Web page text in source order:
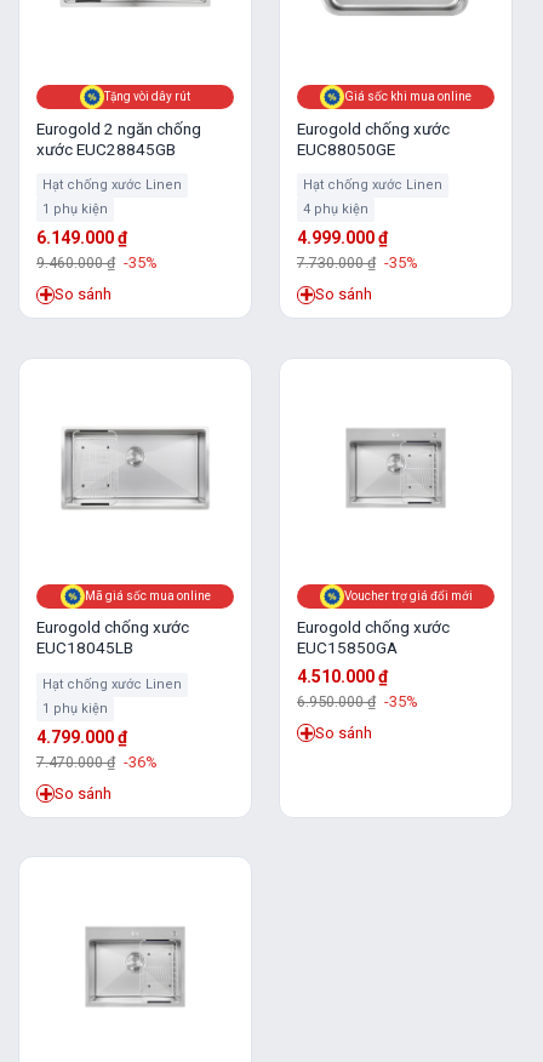
Tặng vòi dây rút
Eurogold 2 ngăn chống
xước EUC28845GB
Hạt chống xước Linen
1 phụ kiện
6.149.000₫
9.460.000₫ -35%
So sánh
Giá sốc khi mua online
Eurogold chống xước
EUC88050GE
Hạt chống xước Linen
4 phụ kiện
4.999.000₫
7.730.000₫ -35%
So sánh
Mã giá sốc mua online
Eurogold chống xước
EUC18045LB
Hạt chống xước Linen
1 phụ kiện
4.799.000₫
7.470.000₫ -36%
So sánh
Voucher trợ giá đổi mới
Eurogold chống xước
EUC15850GA
4.510.000₫
6.950.000₫ -35%
So sánh